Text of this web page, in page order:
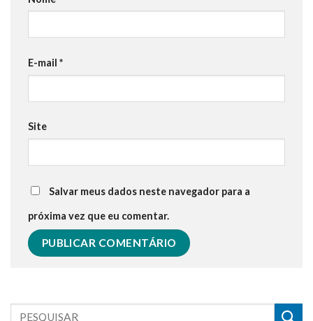
E-mail *
Site
Salvar meus dados neste navegador para a
próxima vez que eu comentar.